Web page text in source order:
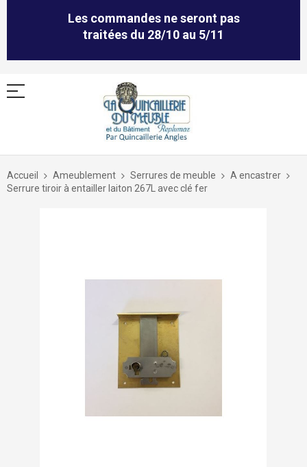
Les commandes ne seront pas
traitées du 28/10 au 5/11
Allez
contenu
Accueil Ameublement Serrures de meuble
A encastrer
Serrure tiroir à entailler laiton 267L avec clé fer